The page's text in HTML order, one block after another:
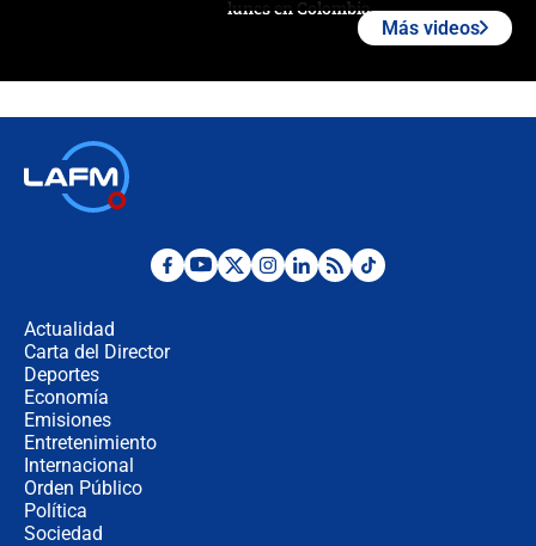
lunes en Colombia
Fuerte temblor en Colombia hoy:
Más videos
Actualidad
Carta del Director
Deportes
Economía
Emisiones
Entretenimiento
Internacional
Orden Público
Política
Sociedad